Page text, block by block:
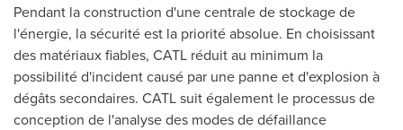
Pendant la construction d'une centrale de stockage de
l'énergie, la sécurité est la priorité absolue. En choisissant
des matériaux fiables, CATL réduit au minimum la
possibilité d'incident causé par une panne et d'explosion à
dégâts secondaires. CATL suit également le processus de
conception de l'analyse des modes de défaillance